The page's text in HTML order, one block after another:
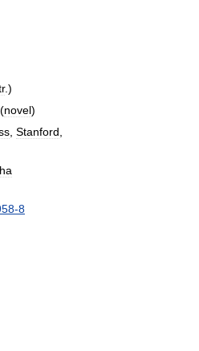
.)
(novel)
Stanford
-8